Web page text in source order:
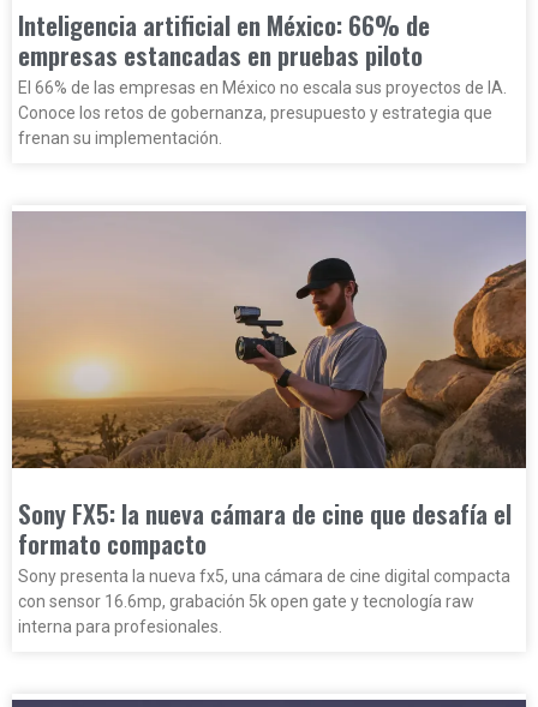
Inteligencia artificial en México: 66% de
empresas estancadas en pruebas piloto
El 66% de las empresas en México no escala sus proyectos de IA.
Conoce los retos de gobernanza, presupuesto y estrategia que
frenan su implementación.
Sony FX5: la nueva cámara de cine que desafía el
formato compacto
Sony presenta la nueva fx5, una cámara de cine digital compacta
con sensor 16.6mp, grabación 5k open gate y tecnología raw
interna para profesionales.